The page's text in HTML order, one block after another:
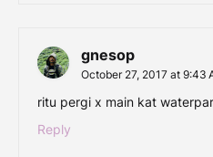
gnesop
October 27, 2017 at 9:43
ritu pergi x main kat
Reply